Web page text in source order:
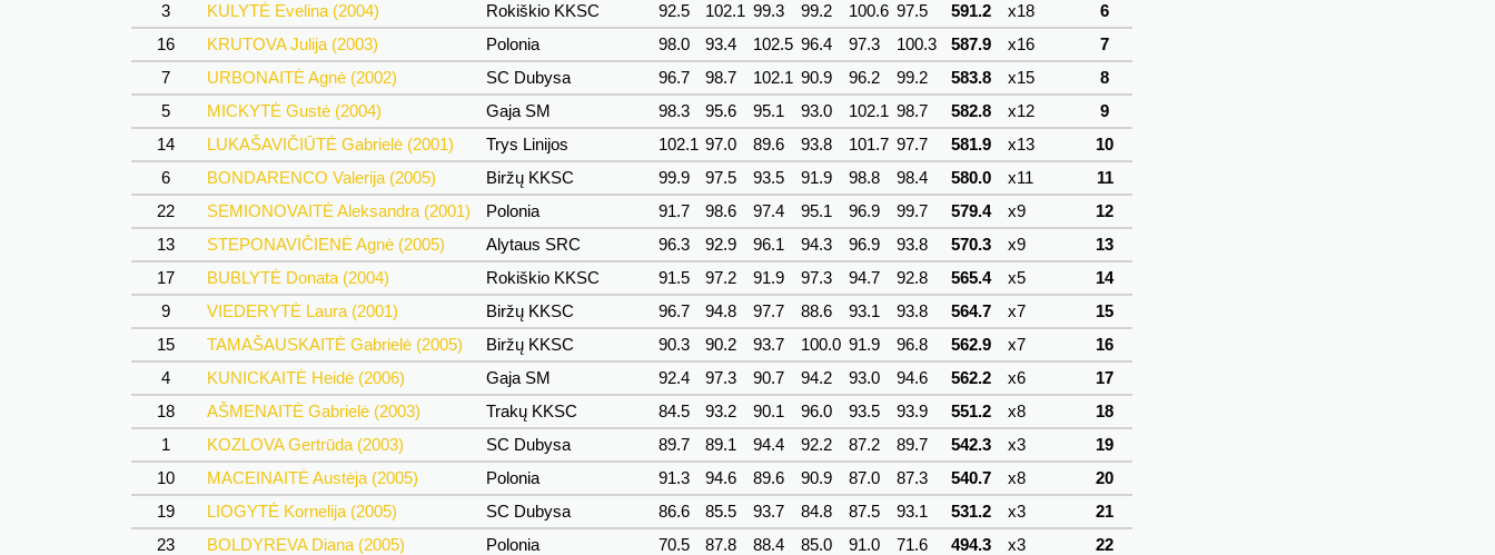
3
KULYTĖ Evelina (2004) Rokiškio KKSC 92.5 102.1 99.3 99.2 100.6 97.5 591.2 x18
6
16
KRUTOVA Julija (2003) Polonia 98.0 93.4 102.5 96.4 97.3 100.3 587.9 x16
7
7
URBONAITĖ Agnė (2002) SC Dubysa 96.7 98.7 102.1 90.9 96.2 99.2 583.8 x15
8
5
MICKYTĖ Gustė (2004) Gaja SM 98.3 95.6 95.1 93.0 102.1 98.7 582.8 x12
9
14
LUKAŠAVIČIŪTĖ Gabrielė (2001) Trys Linijos 102.1 97.0 89.6 93.8 101.7 97.7 581.9 x13
10
6
BONDARENCO Valerija (2005) Biržų KKSC 99.9 97.5 93.5 91.9 98.8 98.4 580.0 x11
11
22
SEMIONOVAITĖ Aleksandra (2001) Polonia 91.7 98.6 97.4 95.1 96.9 99.7 579.4 x9
12
13
STEPONAVIČIENĖ Agnė (2005) Alytaus SRC 96.3 92.9 96.1 94.3 96.9 93.8 570.3 x9
13
17
BUBLYTĖ Donata (2004) Rokiškio KKSC 91.5 97.2 91.9 97.3 94.7 92.8 565.4 x5
14
9
VIEDERYTĖ Laura (2001) Biržų KKSC 96.7 94.8 97.7 88.6 93.1 93.8 564.7 x7
15
15
TAMAŠAUSKAITĖ Gabrielė (2005) Biržų KKSC 90.3 90.2 93.7 100.0 91.9 96.8 562.9 x7
16
4
KUNICKAITĖ Heidė (2006) Gaja SM 92.4 97.3 90.7 94.2 93.0 94.6 562.2 x6
17
18
AŠMENAITĖ Gabrielė (2003) Trakų KKSC 84.5 93.2 90.1 96.0 93.5 93.9 551.2 x8
18
1
KOZLOVA Gertrūda (2003) SC Dubysa 89.7 89.1 94.4 92.2 87.2 89.7 542.3 x3
19
10
MACEINAITĖ Austėja (2005) Polonia 91.3 94.6 89.6 90.9 87.0 87.3 540.7 x8
20
19
LIOGYTĖ Kornelija (2005) SC Dubysa 86.6 85.5 93.7 84.8 87.5 93.1 531.2 x3
21
23
BOLDYREVA Diana (2005) Polonia 70.5 87.8 88.4 85.0 91.0 71.6 494.3 x3
22